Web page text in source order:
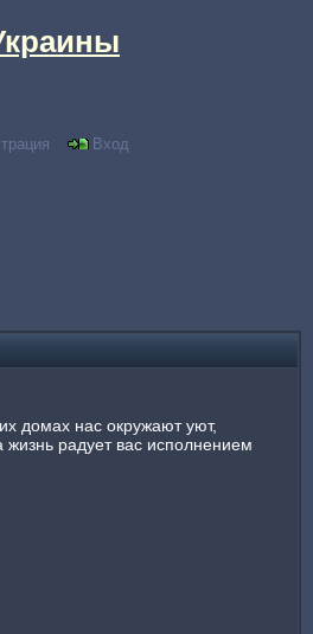
Вход
домах нас окружают уют,
радует вас исполнением